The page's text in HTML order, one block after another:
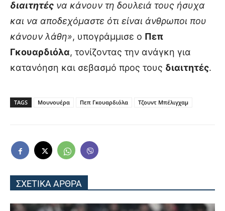
διαιτητές να κάνουν τη δουλειά τους ήσυχα
και να αποδεχόμαστε ότι είναι άνθρωποι που
κάνουν λάθη», υπογράμμισε ο Πεπ
Γκουαρδιόλα, τονίζοντας την ανάγκη για
κατανόηση και σεβασμό προς τους διαιτητές.
TAGS Μουνουέρα Πεπ Γκουαρδιόλα Τζουντ Μπέλιγχαμ
ΣΧΕΤΙΚΑ ΑΡΘΡΑ